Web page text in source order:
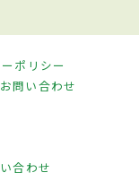
ポリシー
お問い合わせ
合わせ